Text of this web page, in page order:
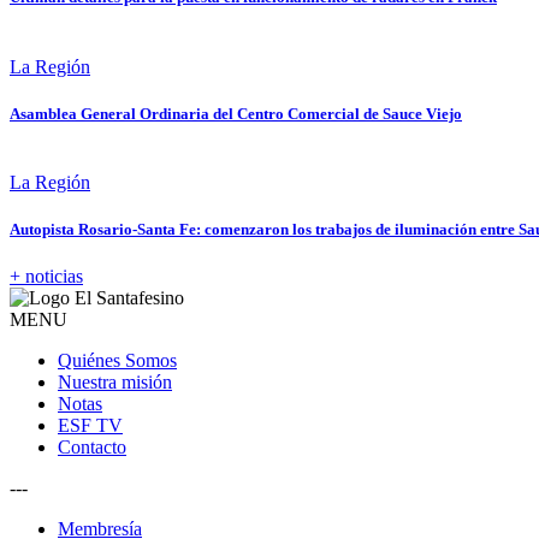
La Región
Asamblea General Ordinaria del Centro Comercial de Sauce Viejo
La Región
Autopista Rosario-Santa Fe: comenzaron los trabajos de iluminación entre
+ noticias
MENU
Quiénes Somos
Nuestra misión
Notas
ESF TV
Contacto
---
Membresía